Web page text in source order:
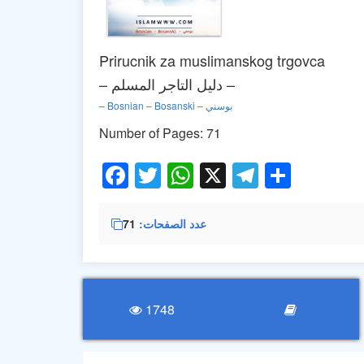
Prirucnik za muslimanskog trgovca
– دليل التاجر المسلم –
– Bosnian – Bosanski – بوسني
Number of Pages: 71
Facebook
Twitter
WhatsApp
X
عدد الصفحات 71
1748